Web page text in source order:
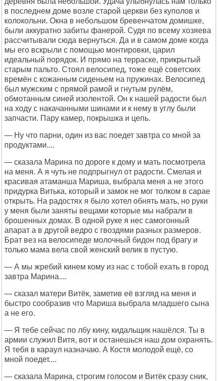
в последнем доме возле старой церкви без куполов и
колокольни. Окна в небольшом бревенчатом домишке,
были аккуратно забиты фанерой. Судя по всему хозяева
рассчитывали сюда вернуться. Да и в самом доме когда
мы его вскрыли с помощью монтировки, царил
идеальный порядок. И прямо на терраске, прикрытый
старым пальто. Стоял велосипед, тоже ещё советских
времён с кожанным сиденьем на пружинах. Велосипед
был мужским с прямой рамой и гнутым рулём,
обмотанным синей изолентой. Он к нашей радости был
на ходу с накачанными шинами и к нему в углу были
запчасти. Пару камер, покрышка и цепь.
— Ну что парни, один из вас поедет завтра со мной за
продуктами....
— сказала Марина по дороге к дому и мать посмотрела
на меня. А я чуть не подпрыгнул от радости. Смелая и
красивая атаманша Мариша, выбрала меня а не этого
придурка Витька, который и замок не мог толком в сарае
открыть. На радостях я было хотел обнять мать, но руки
у меня были заняты вещами которые мы набрали в
брошенных домах. В одной руке я нес самогонный
апарат а в другой ведро с гвоздями разных размеров.
Брат вез на велосипеде молочный бидон под брагу и
только мама вела свой женский велик в пустую.
— А мы жребий кинем кому из нас с тобой ехать в город
завтра Марина....
— сказал матери Витёк, заметив её взгляд на меня и
быстро сообразив что Мариша выбрала младшего сына
а не его.
— Я тебе сейчас по лбу кину, кидальщик нашёлся. Ты в
армии служил Витя, вот и останешься наш дом охранять.
Я тебя в караул назначаю. А Костя молодой ещё, со
мной поедет....
— сказала Марина, строгим голосом и Витёк сразу сник,